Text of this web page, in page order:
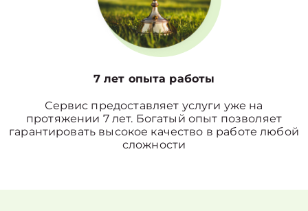
7 лет опыта работы
Сервис предоставляет услуги уже на
протяжении 7 лет. Богатый опыт позволяет
гарантировать высокое качество в работе любой
сложности